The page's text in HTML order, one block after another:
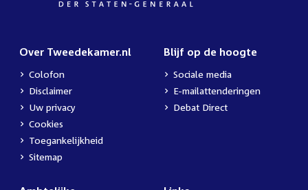
Over Tweedekamer.nl
Colofon
Disclaimer
Uw privacy
Cookies
Toegankelijkheid
Sitemap
Blijf op de hoogte
Sociale media
E-mailattenderingen
Debat Direct